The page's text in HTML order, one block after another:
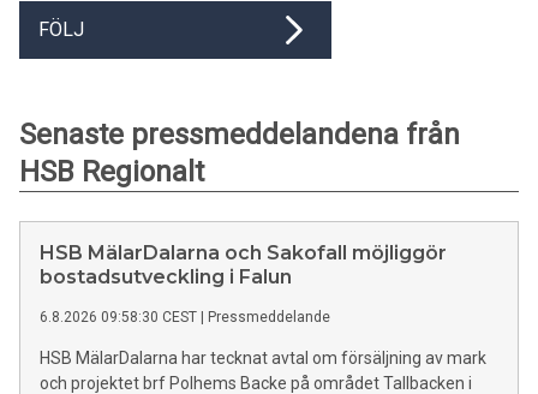
FÖLJ
Senaste pressmeddelandena från
HSB Regionalt
HSB MälarDalarna och Sakofall möjliggör
bostadsutveckling i Falun
6.8.2026 09:58:30 CEST Pressmeddelande
HSB MälarDalarna har tecknat avtal om försäljning av mark
och projektet brf Polhems Backe på området Tallbacken i